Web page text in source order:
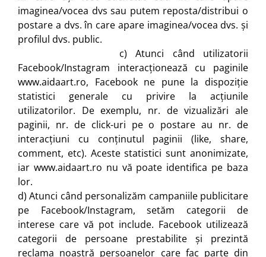
imaginea/vocea dvs sau putem reposta/distribui o
postare a dvs. în care apare imaginea/vocea dvs. și
profilul dvs. public.
c) Atunci când utilizatorii
Facebook/Instagram interacționează cu paginile
www.aidaart.ro, Facebook ne pune la dispoziție
statistici generale cu privire la acțiunile
utilizatorilor. De exemplu, nr. de vizualizări ale
paginii, nr. de click-uri pe o postare au nr. de
interacţiuni cu conţinutul paginii (like, share,
comment, etc). Aceste statistici sunt anonimizate,
iar www.aidaart.ro nu vă poate identifica pe baza
lor.
d) Atunci când personalizăm campaniile publicitare
pe Facebook/Instagram, setăm categorii de
interese care vă pot include. Facebook utilizează
categorii de persoane prestabilite și prezintă
reclama noastră persoanelor care fac parte din